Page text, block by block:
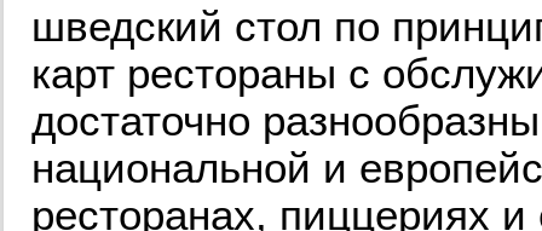
шведский стол по
карт рестораны с
достаточно
национальной и
ресторанах, пиццериях